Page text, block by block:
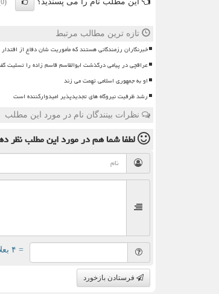
(0)
تازه ترین مطالب مرتبط
خبرنگاران رزمندگانی هستند که مأموریت شان دفاع از
عراقچی در پیامی درگذشت ابوالقاسم قاسم زاده را تسلیت
او به جمهوری اسلامی تهمت می زند
رشد ظرفیت نیروگاه های تجدیدپذیر امیدوارکننده است
نظرات بینندگان نام در مورد این مطلب
لطفا شما همدر مورد این مطلبنظر
= ۴ بعلاوه ۴
فرستادن بازخورد